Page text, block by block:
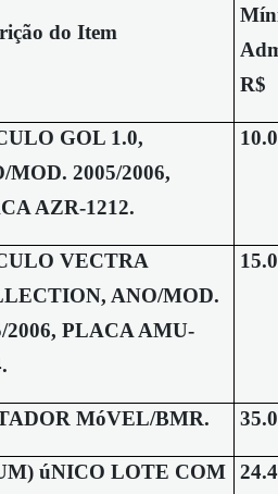
do Item
R$
GOL 1.0,
MOD. 2005/2006,
AZR-1212.
VECTRA
ANO/MOD.
2006, PLACA AMU-
MóVEL/BMR.
úNICO LOTE COM